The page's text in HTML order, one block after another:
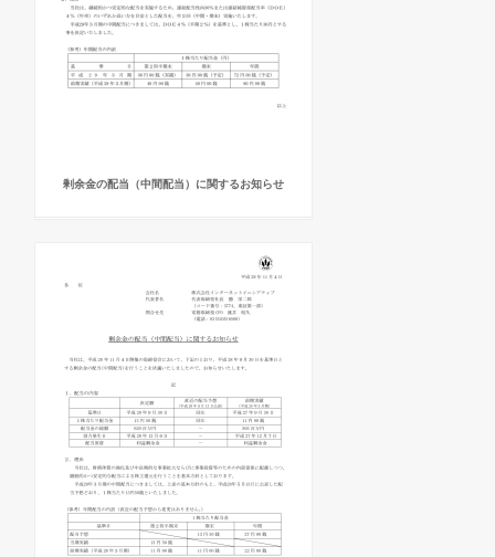
剰余金の配当（中間配当）に関するお知らせ